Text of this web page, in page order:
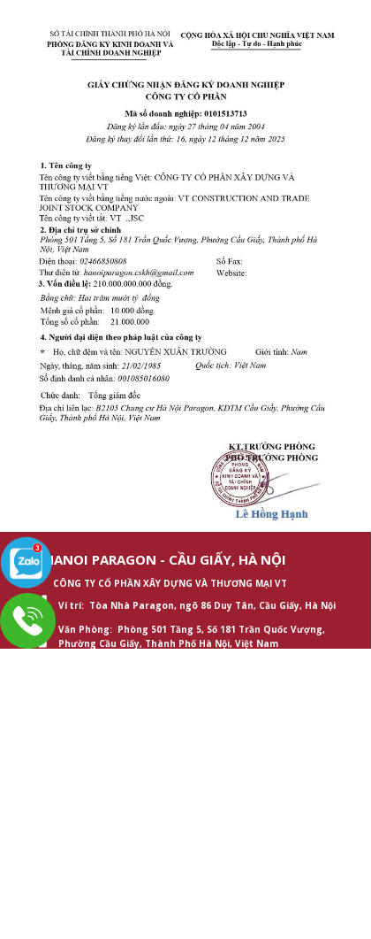
HANOI PARAGON - CẦU GIẤY, HÀ NỘI
Ví trí: Tòa Nhà Paragon, ngõ 86 Duy Tân, Cầu Giấy, Hà Nội
CÔNG TY CỔ PHẦN XÂY DỰNG VÀ THƯƠNG MẠI VT
Văn Phòng: Phòng 501 Tầng 5, Số 181 Trần Quốc Vượng,
Phường Cầu Giấy, Thành Phố Hà Nội, Việt Nam